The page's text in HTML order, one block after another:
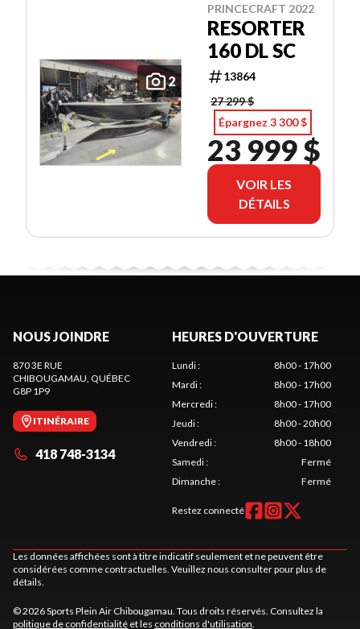
2
PRINCECRAFT 2022
RESORTER
160 DL SC
13864
27 299 $
Épargnez 3 300 $
23 999 $
VOIR LES
DÉTAILS
NOUS JOINDRE
870 3E RUE
CHIBOUGAMAU , QUÉBEC
G8P 1P9
ITINÉRAIRE
418 748-3134
HEURES D'OUVERTURE
Lundi:
8h00 - 17h00
Mardi:
8h00 - 17h00
Mercredi:
8h00 - 17h00
Jeudi:
8h00 - 20h00
Vendredi:
8h00 - 18h00
Samedi:
Fermé
Dimanche: Fermé
Restez connecté
Les données affichées sont à titre indicatif seulement et ne peuvent être
considérées comme contractuelles. Veuillez nous consulter pour plus de
détails.
© 2026 Sports Plein Air Chibougamau. Tous droits réservés. Consultez la
politique de confidentialité et les conditions d'utilisation